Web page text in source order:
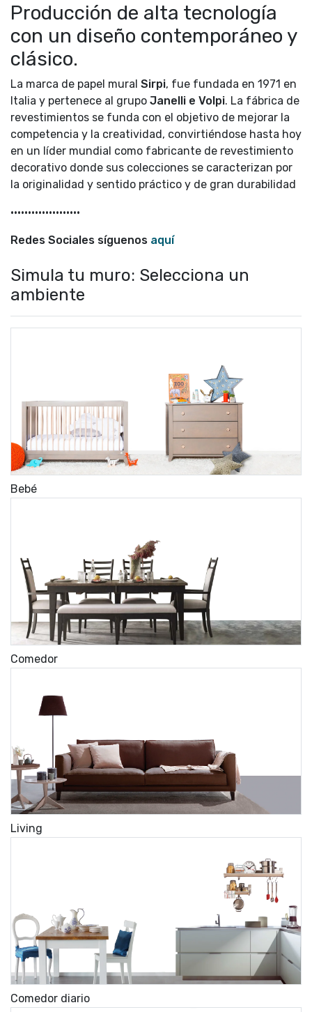
Producción de alta tecnología
con un diseño contemporáneo y
clásico.
La marca de papel mural Sirpi, fue fundada en 1971 en
Italia y pertenece al grupo Janelli e Volpi. La fábrica de
revestimientos se funda con el objetivo de mejorar la
competencia y la creatividad, convirtiéndose hasta hoy
en un líder mundial como fabricante de revestimiento
decorativo donde sus colecciones se caracterizan por
la originalidad y sentido práctico y de gran durabilidad
••••••••••••••••••••
Redes Sociales síguenos aquí
Simula tu muro: Selecciona un
ambiente
Bebé
Comedor
Living
Comedor diario